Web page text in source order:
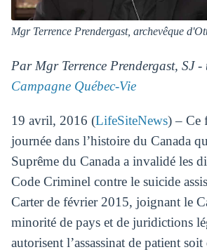
Mgr Terrence Prendergast, archevêque
Par Mgr Terrence Prendergast, SJ
Campagne Québec-Vie
19 avril, 2016 (LifeSiteNews) – Ce
journée dans l’histoire du Canada
Suprême du Canada a invalidé les
Code Criminel contre le suicide
Carter de février 2015, joignant le
minorité de pays et de juridictions
autorisent l’assassinat de patient